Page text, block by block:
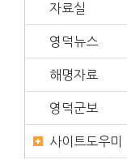
자료실
영덕뉴스
해명자료
영덕군보
사이트도우미